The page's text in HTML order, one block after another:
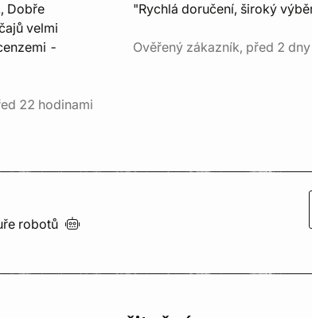
Dobře
velmi
-
22 hodinami
"Rychlá doručení, široký
Ověřený zákazník, před 2 dny
robotů